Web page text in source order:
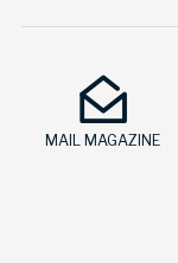
MAIL MAGAZINE